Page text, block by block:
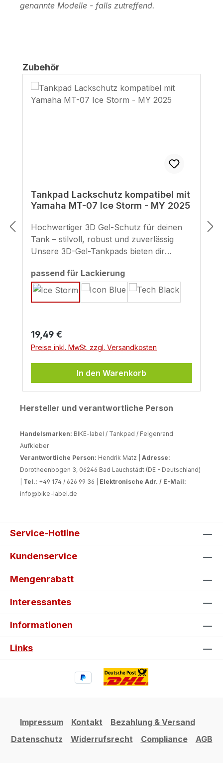
genannte Modelle - falls zutreffend.
Produktgalerie überspringen
Zubehör
Tankpad Lackschutz kompatibel mit
Yamaha MT-07 Ice Storm - MY 2025
Hochwertiger 3D Gel-Schutz für deinen
Tank – stilvoll, robust und zuverlässig
Unsere 3D-Gel-Tankpads bieten dir
Abrieb, wie sie etwa durch
Reißverschlüsse oder Jacken entstehen
können. Im Gegensatz zu einfachen
UV-Schutz für lange Farbbrillianz – sie
sind benzinresistent, wasserfest und
Selbstklebefläche haften sie sicher auf
deinem Lack und bleiben selbst in der
Stelle. Für alle, die Wert auf Optik, Qualität
passend für Lackierungauswählen
Regulärer Preis:
19,49 €
Preise inkl. MwSt. zzgl. Versandkosten
In den Warenkorb
Hersteller und verantwortliche Person
Handelsmarken: BIKE-label / Tankpad / Felgenrand
Aufkleber
Verantwortliche Person: Hendrik Matz | Adresse:
Dorotheenbogen 3, 06246 Bad Lauchstädt (DE - Deutschland)
Tel.: +49 174 / 626 99 36 | Elektronische Adr. / E-Mail:
info@bike-label.de
Service-Hotline
Kundenservice
Mengenrabatt
Interessantes
Informationen
Links
Impressum Kontakt
Bezahlung & Versand
Datenschutz
Widerrufsrecht Compliance AGB